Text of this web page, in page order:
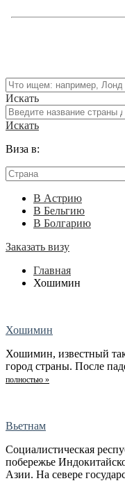
Искать
Искать
Виза в:
В Астрию
В Бельгию
В Болгарию
Заказать визу
Главная
Хошимин
Хошимин
Хошимин, известный
город страны. После
полностью »
Вьетнам
Социалистическая
побережье
Азии. На севере